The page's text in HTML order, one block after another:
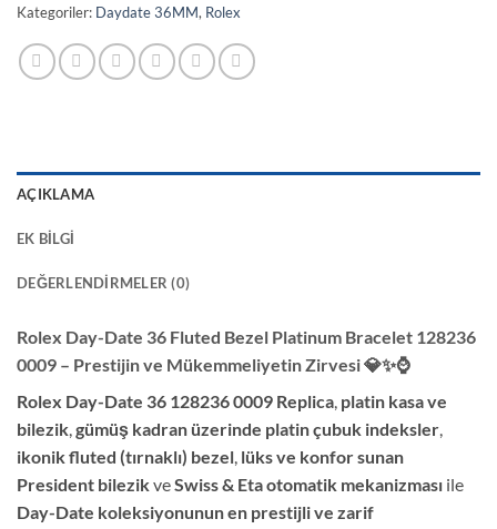
Kategoriler: Daydate 36MM, Rolex
AÇIKLAMA
EK BILGI
DEĞERLENDIRMELER (0)
Rolex Day-Date 36 Fluted Bezel Platinum Bracelet 128236
0009 – Prestijin ve Mükemmeliyetin Zirvesi💎✨⌚
Rolex Day-Date 36 128236 0009 Replica, platin kasa ve
bilezik,gümüş kadran üzerinde platin çubuk indeksler,
ikonik fluted (tırnaklı) bezel, lüks ve konfor sunan
President bilezikveSwiss & Eta otomatik mekanizması ile
Day-Date koleksiyonunun en prestijli ve zarif